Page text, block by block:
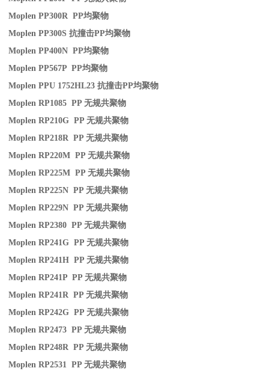
Moplen PP300R PP均聚物
Moplen PP300S抗撞击PP均聚物
Moplen PP400N PP均聚物
Moplen PP567P PP均聚物
Moplen PPU 1752HL23抗撞击PP均聚物
Moplen RP1085 PP无规共聚物
Moplen RP210G PP无规共聚物
Moplen RP218R PP无规共聚物
Moplen RP220M PP无规共聚物
Moplen RP225M PP无规共聚物
Moplen RP225N PP无规共聚物
Moplen RP229N PP无规共聚物
Moplen RP2380 PP无规共聚物
Moplen RP241G PP无规共聚物
Moplen RP241H PP无规共聚物
Moplen RP241P PP无规共聚物
Moplen RP241R PP无规共聚物
Moplen RP242G PP无规共聚物
Moplen RP2473 PP无规共聚物
Moplen RP248R PP无规共聚物
Moplen RP2531 PP无规共聚物